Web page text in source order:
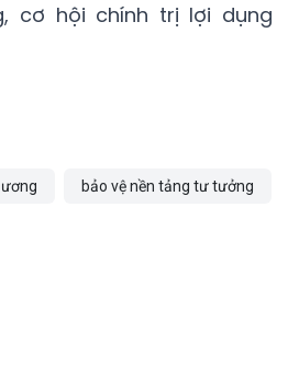
cơ hội chính trị lợi dụng
bảo vệ nền tảng tư tưởng